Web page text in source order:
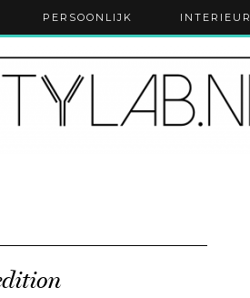
PERSOONLIJK INTERIEUR